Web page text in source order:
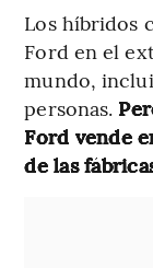
Los híbridos
Ford en el
mundo,
personas.
Ford vende
de las